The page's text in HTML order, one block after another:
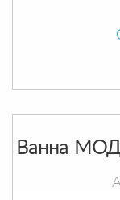
Ванна